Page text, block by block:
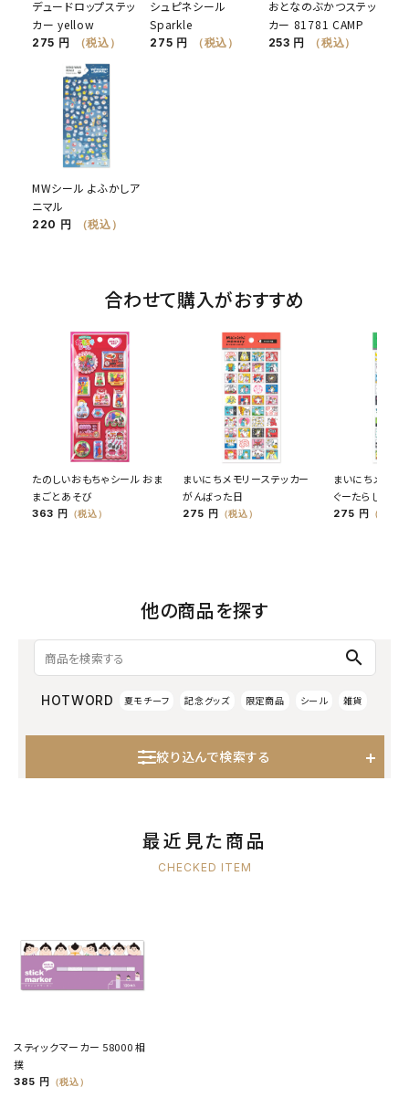
デュードロップステッ
カー yellow
275 円 （税込）
シュピネシール
Sparkle
275 円 （税込）
おとなのぶかつステッ
カー 81781 CAMP
253 円 （税込）
MWシール よふかしア
ニマル
220 円 （税込）
合わせて購入がおすすめ
たのしいおもちゃシール おま
まごとあそび
363 円 （税込）
まいにちメモリーステッカー
がんばった日
275 円 （税込）
まいにちメモリ
ぐーたらした日
275 円 （税込）
他の商品を探す
search
HOTWORD 夏モチーフ 記念グッズ 限定商品 シール 雑貨
絞り込んで検索する
最近見た商品
CHECKED ITEM
スティックマーカー 58000 相
撲
385 円 （税込）